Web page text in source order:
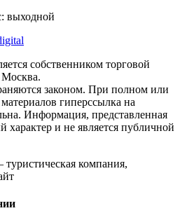
выходной
собственником торговой
законом. При полном или
гиперссылка на
Информация, представленная
характер и не является публичной
компания,